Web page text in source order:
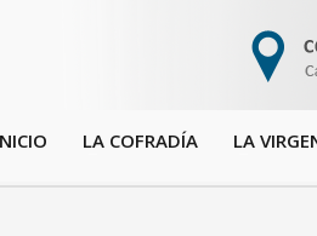
LA COFRADÍA LA